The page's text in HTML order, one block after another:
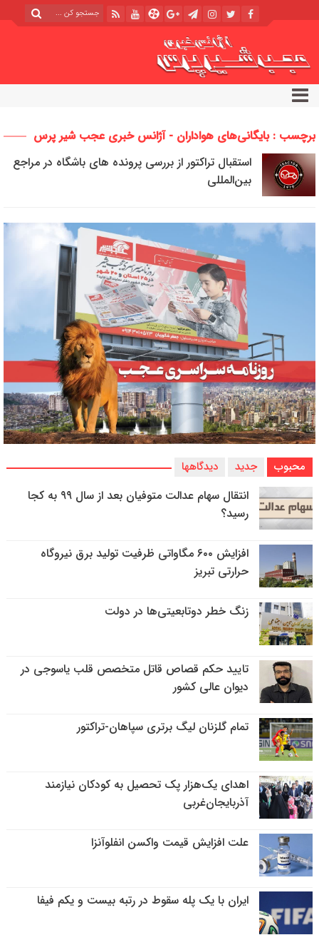
برچسب : بایگانی‌های هواداران - آژانس خبری عجب شیر پرس
استقبال تراکتور از بررسی پرونده های باشگاه در مراجع
بین‌المللی
محبوب جدید دیدگاهها
انتقال سهام عدالت متوفیان بعد از سال ۹۹ به کجا
رسید؟
افزایش ۶۰۰ مگاواتی ظرفیت تولید برق نیروگاه
حرارتی تبریز
زنگ خطر دوتابعیتی‌ها در دولت
تایید حکم قصاص قاتل متخصص قلب یاسوجی در
دیوان عالی کشور
تمام گلزنان لیگ‌ برتری سپاهان-تراکتور
اهدای یک‌هزار پک تحصیل به کودکان نیازمند
آذربایجان‌غربی
علت افزایش قیمت واکسن انفلوآنزا
ایران با یک پله سقوط در رتبه بیست و یکم فیفا